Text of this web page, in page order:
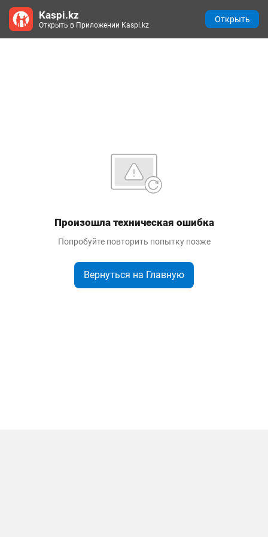
Произошла техническая ошибка
Попробуйте повторить попытку позже
Вернуться на Главную
Kaspi.kz
Открыть в Приложении Kaspi.kz
Открыть